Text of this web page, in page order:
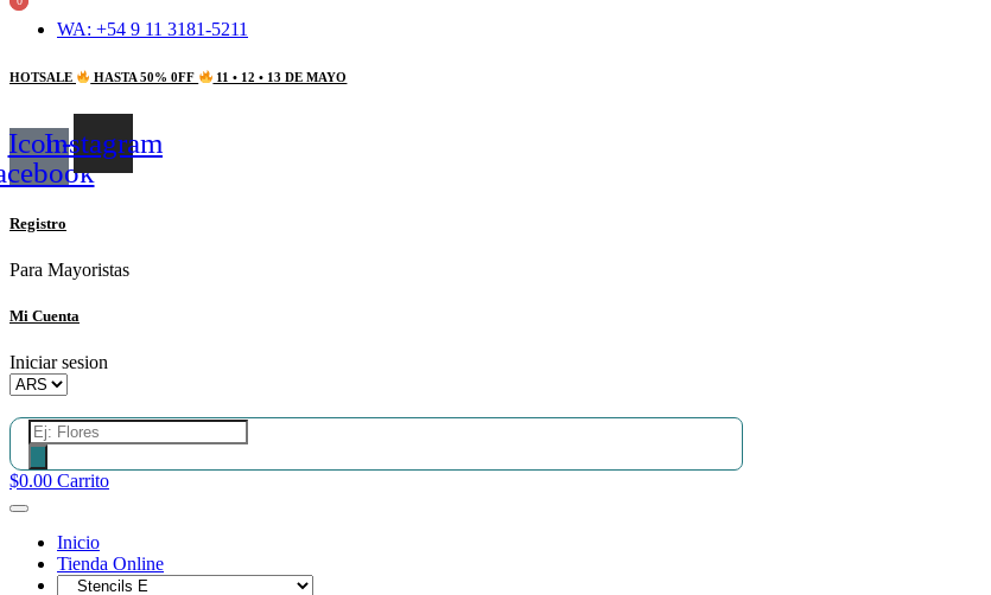
contenido
WA: +54 9 11 3181-5211
HOTSALE HASTA 50% 0FF 11 • 12 • 13 DE MAYO
Icon-Instagram
Registro
Para Mayoristas
Mi Cuenta
Iniciar sesion
Búsqueda
de
productos
$0.00 Carrito
Inicio
Tienda Online